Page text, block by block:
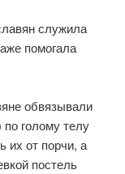
служила
помогала
обвязывали
голому телу
их от порчи, а
постель